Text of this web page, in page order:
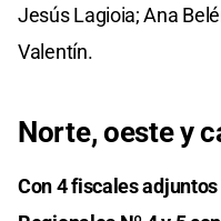
Jesús Lagioia; Ana
Valentín.
Norte, oeste y
Con 4 fiscales